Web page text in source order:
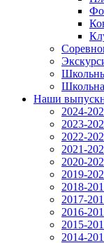
Наши
2024-
2023-
2022-
2021-
2020-
2019-
2018-
2017-
2016-
2015-
2014-